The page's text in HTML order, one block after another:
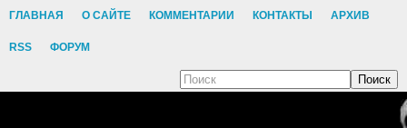
ГЛАВНАЯ О САЙТЕ КОММЕНТАРИИ КОНТАКТЫ АРХИВ
RSS ФОРУМ
Поиск